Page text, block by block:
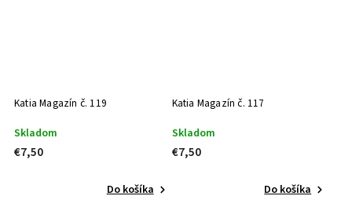
Katia Magazín č. 119
Skladom
€7,50
Do košíka
Katia Magazín č. 117
Skladom
€7,50
Do košíka